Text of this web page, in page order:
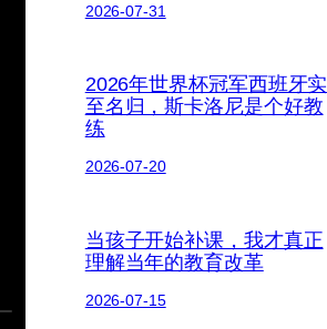
2026-07-31
2026年世界杯冠军西班牙实
至名归，斯卡洛尼是个好教
练
2026-07-20
当孩子开始补课，我才真正
理解当年的教育改革
2026-07-15